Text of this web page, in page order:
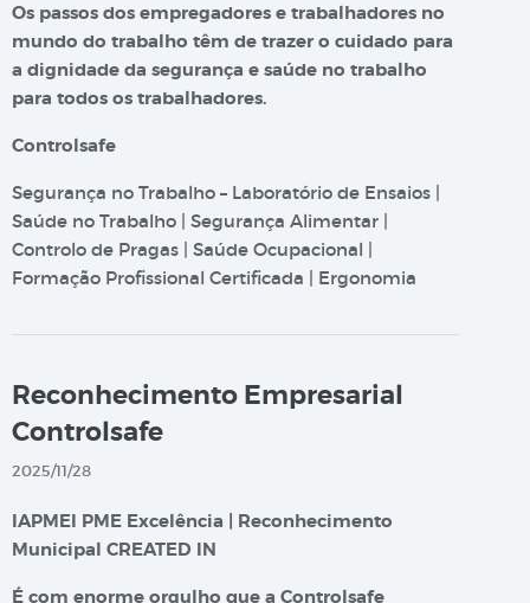
Os passos dos empregadores e trabalhadores no
mundo do trabalho têm de trazer o cuidado para
a dignidade da segurança e saúde no trabalho
para todos os trabalhadores.
Controlsafe
Segurança no Trabalho – Laboratório de Ensaios |
Saúde no Trabalho | Segurança Alimentar |
Controlo de Pragas | Saúde Ocupacional |
Formação Profissional Certificada | Ergonomia
Reconhecimento Empresarial
Controlsafe
2025/11/28
IAPMEI PME Excelência | Reconhecimento
Municipal CREATED IN
É com enorme orgulho que a Controlsafe